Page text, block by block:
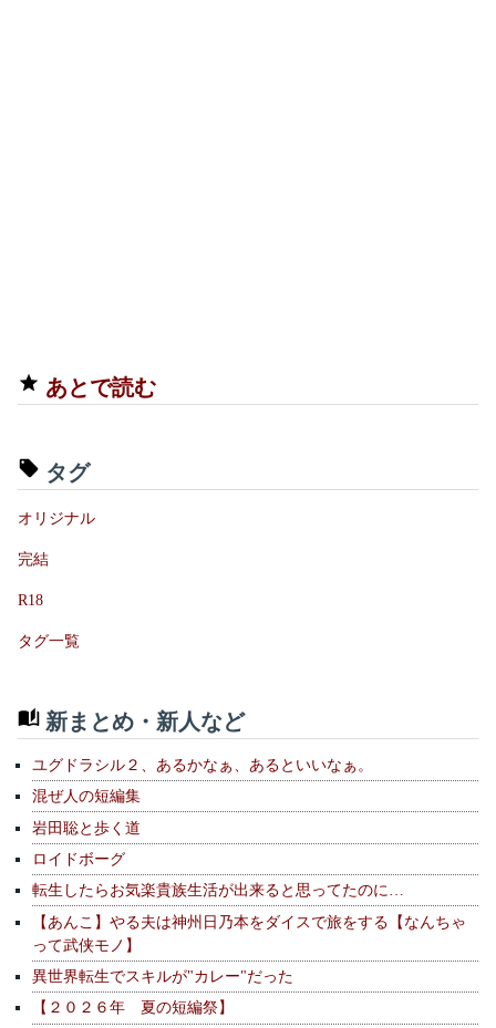
あとで読む
タグ
オリジナル
完結
R18
タグ一覧
新まとめ・新人など
ユグドラシル２、あるかなぁ、あるといいなぁ。
混ぜ人の短編集
岩田聡と歩く道
ロイドボーグ
転生したらお気楽貴族生活が出来ると思ってたのに…
【あんこ】やる夫は神州日乃本をダイスで旅をする【なんちゃ
って武侠モノ】
異世界転生でスキルが"カレー"だった
【２０２６年 夏の短編祭】